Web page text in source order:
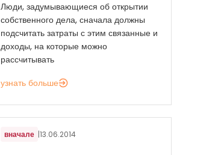
Люди, задумывающиеся об открытии
собственного дела, сначала должны
подсчитать затраты с этим связанные и
доходы, на которые можно
рассчитывать
узнать больше
вначале |13.06.2014